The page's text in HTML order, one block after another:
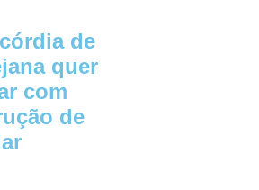
de
quer
com
de